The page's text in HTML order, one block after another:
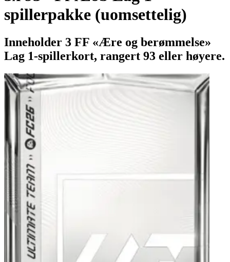
spillerpakke (uomsettelig)
Inneholder 3 FF «Ære og berømmelse»
Lag 1-spillerkort, rangert 93 eller høyere.